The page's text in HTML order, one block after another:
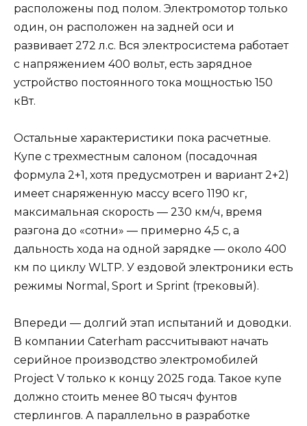
расположены под полом. Электромотор только
один, он расположен на задней оси и
развивает 272 л.с. Вся электросистема работает
с напряжением 400 вольт, есть зарядное
устройство постоянного тока мощностью 150
кВт.
Остальные характеристики пока расчетные.
Купе с трехместным салоном (посадочная
формула 2+1, хотя предусмотрен и вариант 2+2)
имеет снаряженную массу всего 1190 кг,
максимальная скорость — 230 км/ч, время
разгона до «сотни» — примерно 4,5 с, а
дальность хода на одной зарядке — около 400
км по циклу WLTP. У ездовой электроники есть
режимы Normal, Sport и Sprint (трековый).
Впереди — долгий этап испытаний и доводки.
В компании Caterham рассчитывают начать
серийное производство электромобилей
Project V только к концу 2025 года. Такое купе
должно стоить менее 80 тысяч фунтов
стерлингов. А параллельно в разработке